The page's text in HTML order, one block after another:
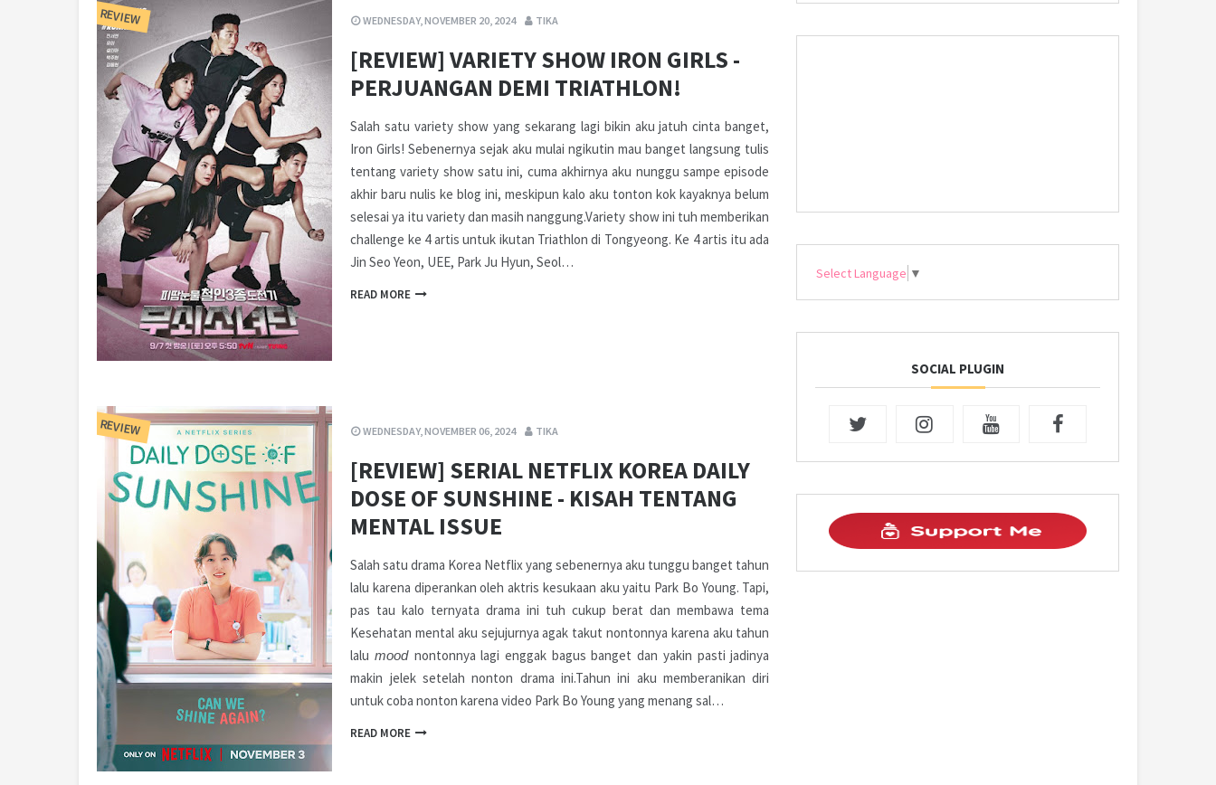
REVIEW WEDNESDAY, NOVEMBER 20, 2024 TIKA
[REVIEW] VARIETY SHOW IRON GIRLS -
PERJUANGAN DEMI TRIATHLON!
Salah satu variety show yang sekarang lagi bikin aku jatuh cinta banget,
Iron Girls! Sebenernya sejak aku mulai ngikutin mau banget langsung tulis
tentang variety show satu ini, cuma akhirnya aku nunggu sampe episode
akhir baru nulis ke blog ini, meskipun kalo aku tonton kok kayaknya belum
selesai ya itu variety dan masih nanggung.Variety show ini tuh memberikan
challenge ke 4 artis untuk ikutan Triathlon di Tongyeong. Ke 4 artis itu ada
Jin Seo Yeon, UEE, Park Ju Hyun, Seol…
READ MORE
REVIEW WEDNESDAY, NOVEMBER 06, 2024 TIKA
[REVIEW] SERIAL NETFLIX KOREA DAILY
DOSE OF SUNSHINE - KISAH TENTANG
MENTAL ISSUE
Salah satu drama Korea Netflix yang sebenernya aku tunggu banget tahun
lalu karena diperankan oleh aktris kesukaan aku yaitu Park Bo Young. Tapi,
pas tau kalo ternyata drama ini tuh cukup berat dan membawa tema
Kesehatan mental aku sejujurnya agak takut nontonnya karena aku tahun
lalu mood nontonnya lagi enggak bagus banget dan yakin pasti jadinya
makin jelek setelah nonton drama ini.Tahun ini aku memberanikan diri
untuk coba nonton karena video Park Bo Young yang menang sal…
READ MORE
Select Language ▼
SOCIAL PLUGIN